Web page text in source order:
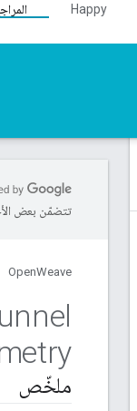
Happy
تتضمّن بعض
OpenWeave
ملخّص